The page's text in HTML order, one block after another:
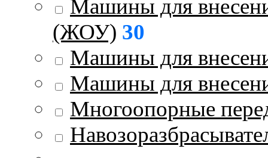
Машины для
(ЖОУ) 30
Машины для
Машины для
Многоопорные